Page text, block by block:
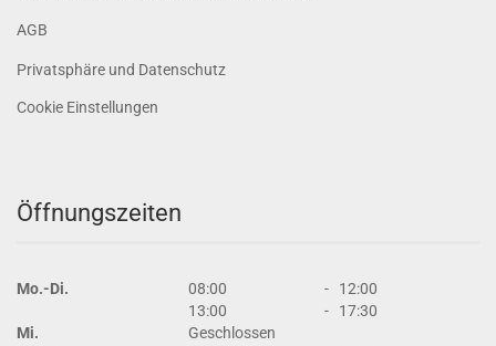
AGB
Privatsphäre und Datenschutz
Cookie Einstellungen
Öffnungszeiten
Mo.-Di. 08:00 -
12:00
13:00
-
17:30
Mi.
Geschlossen